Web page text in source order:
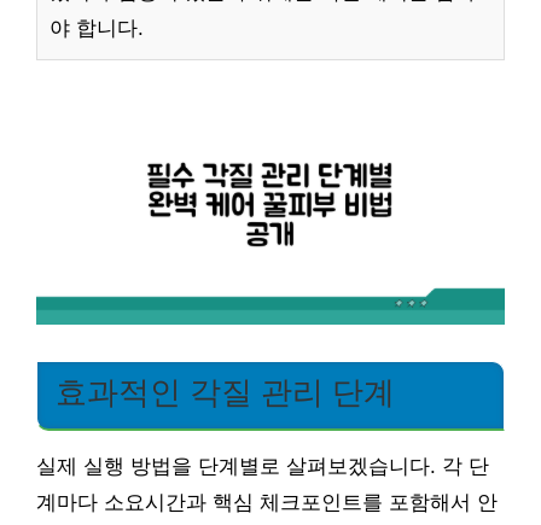
야 합니다.
효과적인 각질 관리 단계
실제 실행 방법을 단계별로 살펴보겠습니다. 각 단
계마다 소요시간과 핵심 체크포인트를 포함해서 안